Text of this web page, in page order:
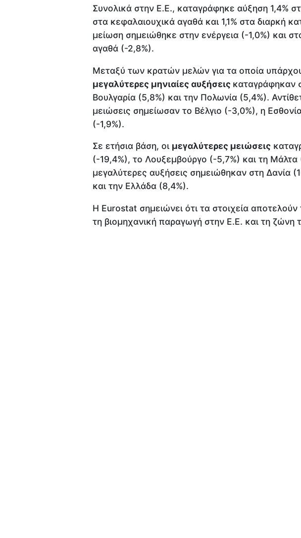
Συνολικά στην Ε.Ε., καταγράφηκε αύξηση 1,4%
στα κεφαλαιουχικά αγαθά και 1,1% στα διαρκή
μείωση σημειώθηκε στην ενέργεια (-1,0%) και
αγαθά (-2,8%).
Μεταξύ των κρατών μελών για τα οποία
μεγαλύτερες μηνιαίες αυξήσεις καταγράφηκαν
Βουλγαρία (5,8%) και την Πολωνία (5,4%).
μειώσεις σημείωσαν το Βέλγιο (-3,0%), η
(-1,9%).
Σε ετήσια βάση, οι μεγαλύτερες μειώσεις
(-19,4%), το Λουξεμβούργο (-5,7%) και τη
μεγαλύτερες αυξήσεις σημειώθηκαν στη Δανία
και την Ελλάδα (8,4%).
Η Eurostat σημειώνει ότι τα στοιχεία αποτελούν
τη βιομηχανική παραγωγή στην Ε.Ε. και τη ζώνη